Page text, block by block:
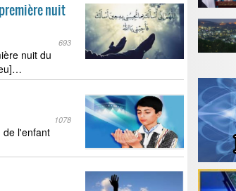
nuit
693
nuit du
1078
de l'enfant